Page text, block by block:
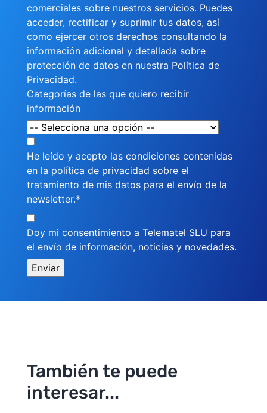
comerciales sobre nuestros servicios. Puedes
acceder, rectificar y suprimir tus datos, así
como ejercer otros derechos consultando la
información adicional y detallada sobre
protección de datos en nuestra Política de
Privacidad.
Categorías de las que quiero recibir
información
He leído y acepto las condiciones contenidas
en la política de privacidad sobre el
tratamiento de mis datos para el envío de la
newsletter.*
Doy mi consentimiento a Telematel SLU para
el envío de información, noticias y novedades.
También te puede
interesar...